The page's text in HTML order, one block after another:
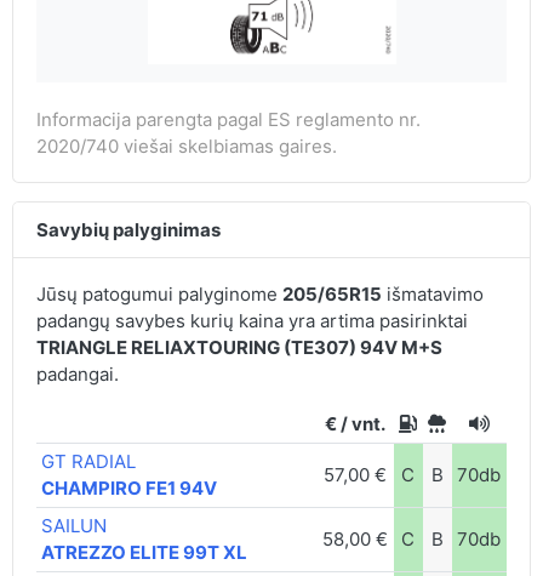
Informacija parengta pagal ES reglamento nr.
2020/740 viešai skelbiamas gaires.
Savybių palyginimas
Jūsų patogumui palyginome 205/65R15 išmatavimo
padangų savybes kurių kaina yra artima pasirinktai
TRIANGLE RELIAXTOURING (TE307) 94V M+S
padangai.
€ / vnt.
GT RADIAL
CHAMPIRO FE1 94V
57,00 € C B 70db
SAILUN
ATREZZO ELITE 99T XL
58,00 € C B 70db